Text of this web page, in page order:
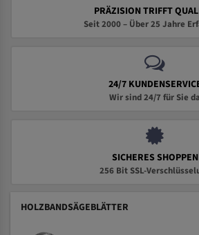
PRÄZISION TRIFFT
Seit 2000 – Über 25 Jahre
24/7
Wir sind 24/7 für Sie da
SICHERES SHOPPEN
256 Bit SSL-
HOLZBANDSÄGEBLÄTTER